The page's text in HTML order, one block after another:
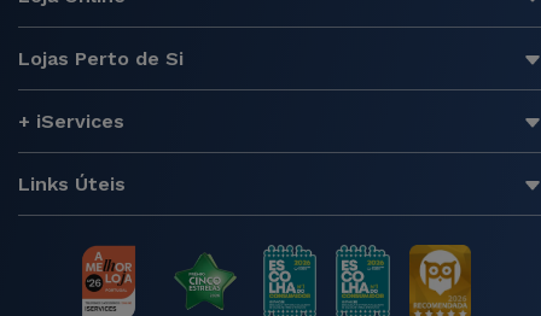
Lojas Perto de Si
+ iServices
Links Úteis